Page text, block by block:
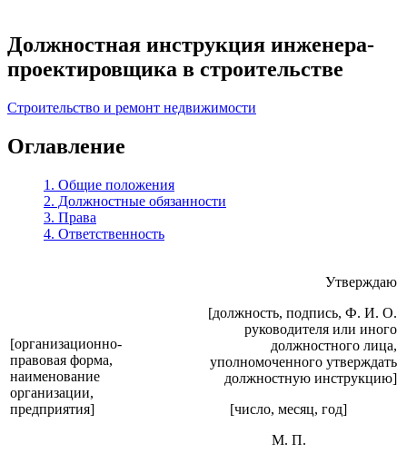
Должностная инструкция инженера-
проектировщика в строительстве
Строительство и ремонт недвижимости
Оглавление
1. Общие положения
2. Должностные обязанности
3. Права
4. Ответственность
[организационно-
правовая форма,
наименование
организации,
предприятия]
Утверждаю
[должность, подпись, Ф. И. О.
руководителя или иного
должностного лица,
уполномоченного утверждать
должностную инструкцию]
[число, месяц, год]
М. П.